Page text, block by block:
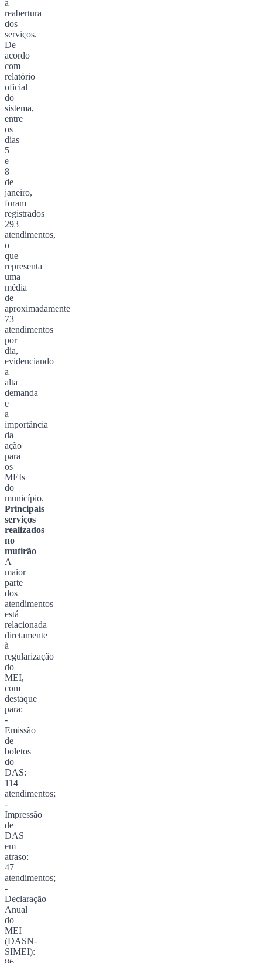
a
reabertura
dos
serviços.
De
acordo
com
relatório
oficial
do
sistema,
entre
os
dias
5
e
8
de
janeiro,
foram
registrados
293
atendimentos,
o
que
representa
uma
média
de
aproximadamente
73
atendimentos
por
dia,
evidenciando
a
alta
demanda
e
a
importância
da
ação
para
os
MEIs
do
município.
Principais
serviços
realizados
no
mutirão
A
maior
parte
dos
atendimentos
está
relacionada
diretamente
à
regularização
do
MEI,
com
destaque
para:
-
Emissão
de
boletos
do
DAS:
114
atendimentos;
-
Impressão
de
DAS
em
atraso:
47
atendimentos;
-
Declaração
Anual
do
MEI
(DASN-
SIMEI):